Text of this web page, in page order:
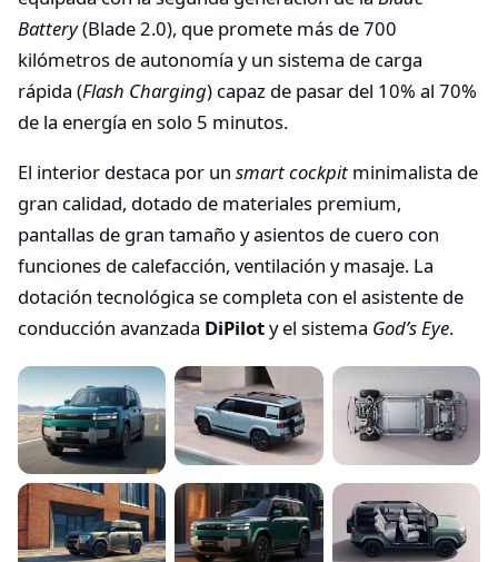
Battery(Blade 2.0), que promete más de 700
kilómetros de autonomía y un sistema de carga
rápida (Flash Charging) capaz de pasar del 10% al 70%
de la energía en solo 5 minutos.
El interior destaca por un smart cockpit minimalista de
gran calidad, dotado de materiales premium,
pantallas de gran tamaño y asientos de cuero con
funciones de calefacción, ventilación y masaje. La
dotación tecnológica se completa con el asistente de
conducción avanzada DiPiloty el sistema God’s Eye.